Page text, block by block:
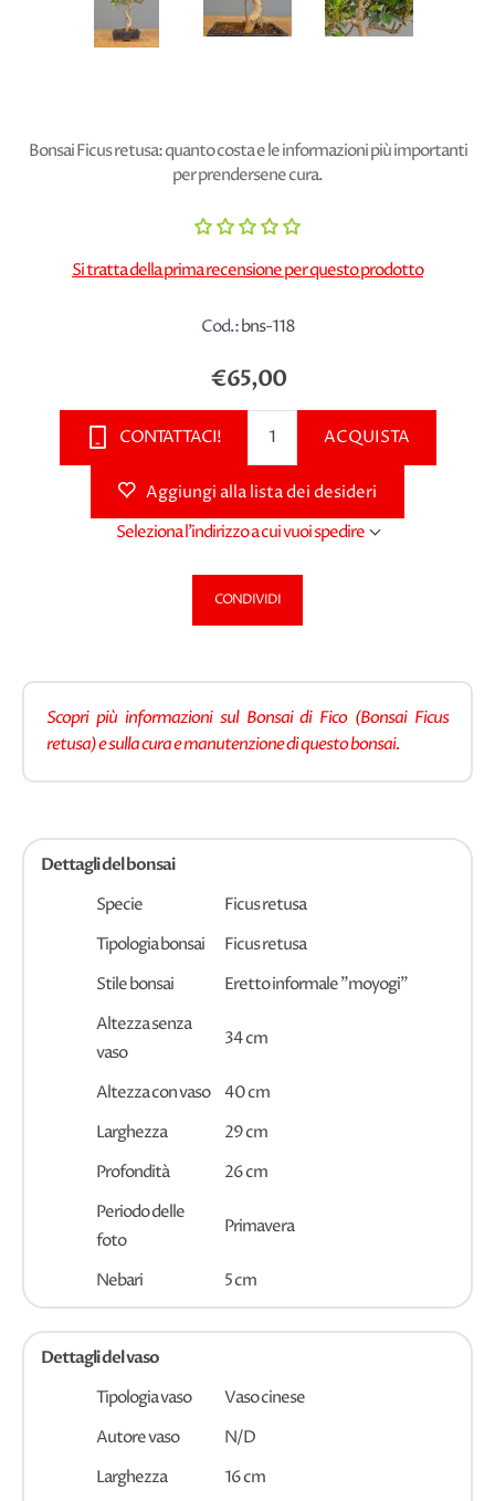
Bonsai Ficus retusa: quanto costa e le informazioni più importanti
per prendersene cura.
Si tratta della prima recensione per questo prodotto
Cod.:bns-118
€65,00
CONTATTACI! ACQUISTA
Aggiungi alla lista dei desideri
Seleziona l'indirizzo a cui vuoi spedire
CONDIVIDI
Scopri più informazioni sul Bonsai di Fico (Bonsai Ficus
retusa) e sulla cura e manutenzione di questo bonsai.
Dettagli del bonsai
Specie
Ficus retusa
Tipologia bonsai
Ficus retusa
Stile bonsai
Eretto informale "moyogi"
Altezza senza
vaso
34 cm
Altezza con vaso
40 cm
Larghezza
29 cm
Profondità
26 cm
Periodo delle
foto
Primavera
Nebari 5 cm
Dettagli del vaso
Tipologia vaso
Vaso cinese
Autore vaso
N/D
Larghezza
16 cm